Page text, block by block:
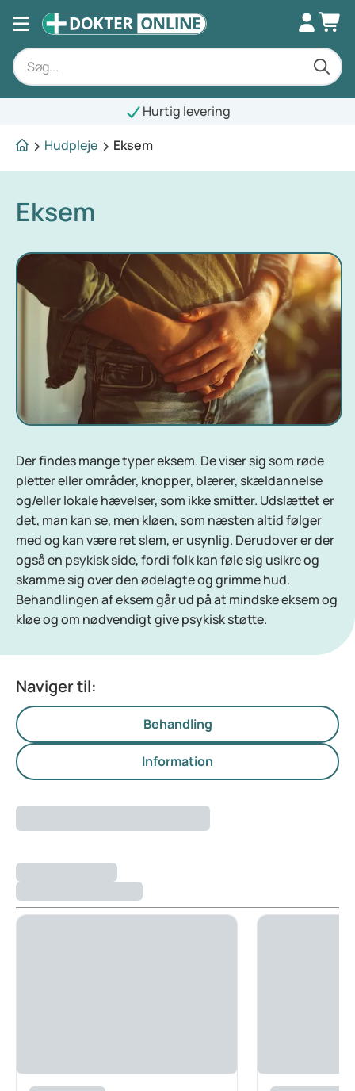
Hurtig levering
Hudpleje
Eksem
Eksem
Der findes mange typer eksem. De viser sig som røde
pletter eller områder, knopper, blærer, skældannelse
og/eller lokale hævelser, som ikke smitter. Udslættet er
det, man kan se, men kløen, som næsten altid følger
med og kan være ret slem, er usynlig. Derudover er der
også en psykisk side, fordi folk kan føle sig usikre og
skamme sig over den ødelagte og grimme hud.
Behandlingen af eksem går ud på at mindske eksem og
kløe og om nødvendigt give psykisk støtte.
Naviger til:
Behandling
Information